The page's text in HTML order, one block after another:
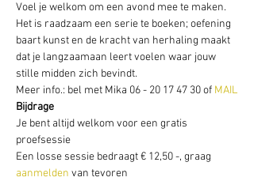
Voel je welkom om een avond mee te maken.
Het is raadzaam een serie te boeken; oefening
baart kunst en de kracht van herhaling maakt
dat je langzaamaan leert voelen waar jouw
stille midden zich bevindt.
Meer info.: bel met Mika 06 - 20 17 47 30 of MAIL
Bijdrage
Je bent altijd welkom voor een gratis
proefsessie
Een losse sessie bedraagt € 12,50 -, graag
aanmelden van tevoren